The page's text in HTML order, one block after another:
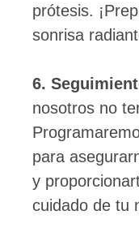
prótesis.
sonrisa
6.
nosotros no
para
y
cuidado de tu